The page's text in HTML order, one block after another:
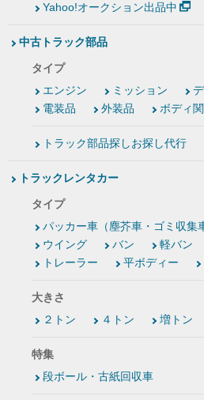
Yahoo!オークション出品中
中古トラック部品
タイプ
エンジン
ミッション
電装品
外装品 ボディ
トラック部品探しお探し代行
トラックレンタカー
タイプ
パッカー車（塵芥車・ゴミ収集
ウイング
バン 軽バン
トレーラー
平ボディー
大きさ
２トン
４トン 増トン
特集
段ボール・古紙回収車